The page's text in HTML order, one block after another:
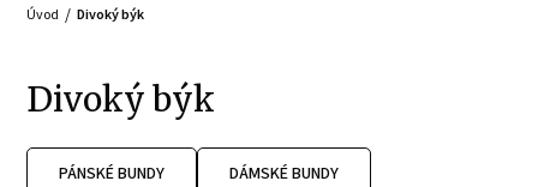
Úvod Divoký býk
Divoký býk
PÁNSKÉ BUNDY DÁMSKÉ BUNDY